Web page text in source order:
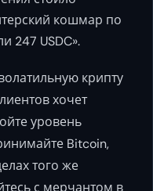
кошмар по
247 USDC».
крипту
хочет
уровень
Bitcoin,
того же
с мерчантом в